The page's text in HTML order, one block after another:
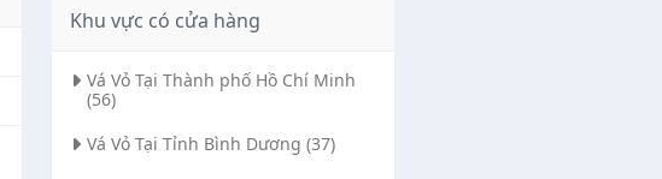
Khu vực có cửa hàng
Vá Vỏ Tại Thành phố Hồ Chí Minh
(56)
Vá Vỏ Tại Tỉnh Bình Dương (37)